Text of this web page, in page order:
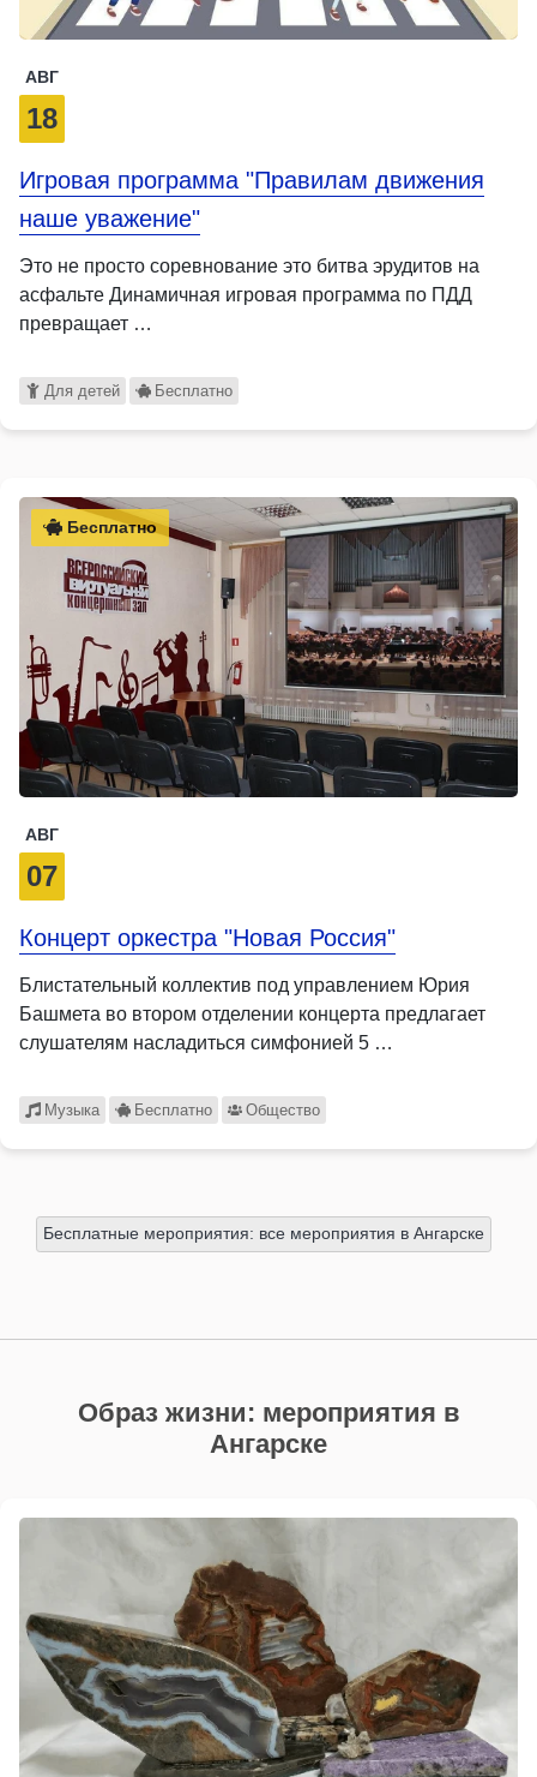
АВГ
18
Игровая программа "Правилам движения
наше уважение"
Это не просто соревнование это битва эрудитов на
асфальте Динамичная игровая программа по ПДД
превращает …
Для детей Бесплатно
Бесплатно
АВГ
07
Концерт оркестра "Новая Россия"
Блистательный коллектив под управлением Юрия
Башмета во втором отделении концерта предлагает
слушателям насладиться симфонией 5 …
Музыка Бесплатно Общество
Бесплатные мероприятия: все мероприятия в Ангарске
Образ жизни: мероприятия в
Ангарске